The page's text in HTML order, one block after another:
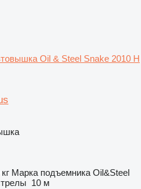
Oil & Steel Snake 2010 H
Марка подъемника Oil&Steel
10 м